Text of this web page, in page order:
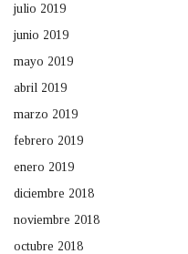
julio 2019
junio 2019
mayo 2019
abril 2019
marzo 2019
febrero 2019
enero 2019
diciembre 2018
noviembre 2018
octubre 2018